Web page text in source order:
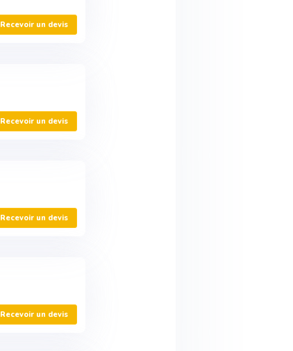
Recevoir un devis
Recevoir un devis
Recevoir un devis
Recevoir un devis